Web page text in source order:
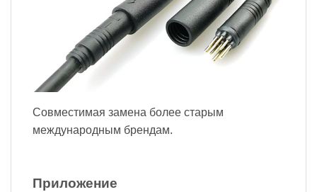
Совместимая замена более старым
международным брендам.
Приложение